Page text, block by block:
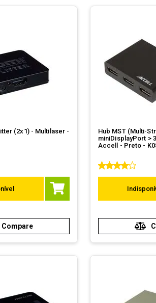
(2x1) - Multilaser -
Hub MST (Multi-
miniDisplayPort >
Accell - Preto -